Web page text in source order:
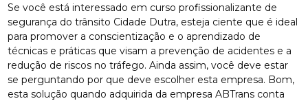
Se você está interessado em curso profissionalizante de
segurança do trânsito Cidade Dutra, esteja ciente que é ideal
para promover a conscientização e o aprendizado de
técnicas e práticas que visam a prevenção de acidentes e a
redução de riscos no tráfego. Ainda assim, você deve estar
se perguntando por que deve escolher esta empresa. Bom,
esta solução quando adquirida da empresa ABTrans conta